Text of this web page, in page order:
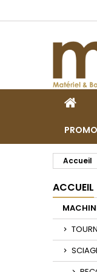
Accueil
ACCUEIL